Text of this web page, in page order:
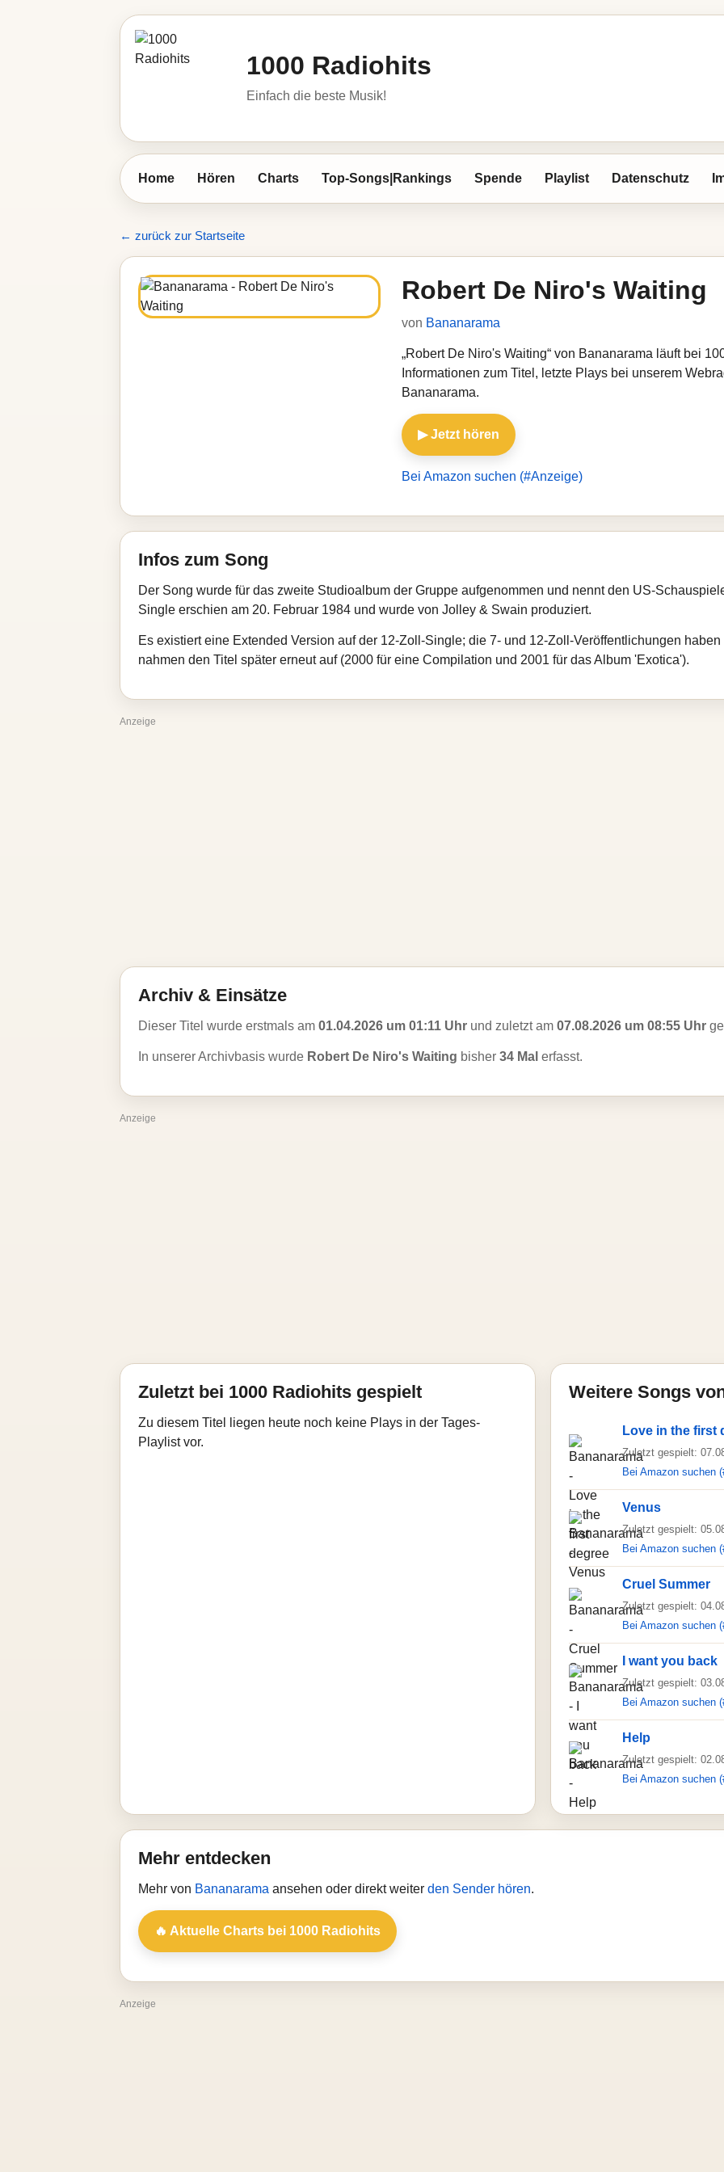
1000 Radiohits
Einfach die beste Musik!
Home Hören Charts Top-Songs|Rankings Spende Playlist Datenschutz
← zurück zur Startseite
Robert De Niro's Waiting
von Bananarama
„Robert De Niro's Waiting“ von Bananarama läuft bei
Informationen zum Titel, letzte Plays bei unserem
Bananarama.
▶ Jetzt hören
Bei Amazon suchen (#Anzeige)
Infos zum Song
Der Song wurde für das zweite Studioalbum der Gruppe aufgenommen und nennt den US-
Single erschien am 20. Februar 1984 und wurde von Jolley & Swain produziert.
Es existiert eine Extended Version auf der 12-Zoll-Single; die 7- und 12-Zoll-Veröffentlichungen
nahmen den Titel später erneut auf (2000 für eine Compilation und 2001 für das Album 'Exotica').
Anzeige
Archiv & Einsätze
Dieser Titel wurde erstmals am 01.04.2026 um 01:11 Uhr und zuletzt am 07.08.2026 um 08:55 Uhr
In unserer Archivbasis wurde Robert De Niro's Waiting bisher 34 Mal erfasst.
Anzeige
Zuletzt bei 1000 Radiohits gespielt
Zu diesem Titel liegen heute noch keine Plays in der Tages-
Playlist vor.
Weitere Songs
Love in the first
Zuletzt gespielt:
Bei Amazon suchen
Venus
Zuletzt gespielt:
Bei Amazon suchen
Cruel Summer
Zuletzt gespielt:
Bei Amazon suchen
I want you back
Zuletzt gespielt:
Bei Amazon suchen
Help
Zuletzt gespielt:
Bei Amazon suchen
Mehr entdecken
Mehr von Bananarama ansehen oder direkt weiter den Sender hören.
🔥 Aktuelle Charts bei 1000 Radiohits
Anzeige